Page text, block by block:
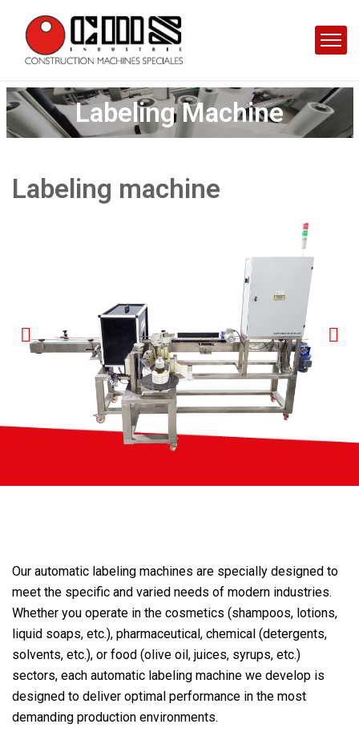
Labeling Machine
Labeling machine
Our automatic labeling machines are specially designed to
meet the specific and varied needs of modern industries.
Whether you operate in the cosmetics (shampoos, lotions,
liquid soaps, etc.), pharmaceutical, chemical (detergents,
solvents, etc.), or food (olive oil, juices, syrups, etc.)
sectors, each automatic labeling machine we develop is
designed to deliver optimal performance in the most
demanding production environments.